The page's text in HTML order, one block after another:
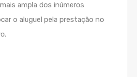
ampla dos inúmeros
o aluguel pela prestação no